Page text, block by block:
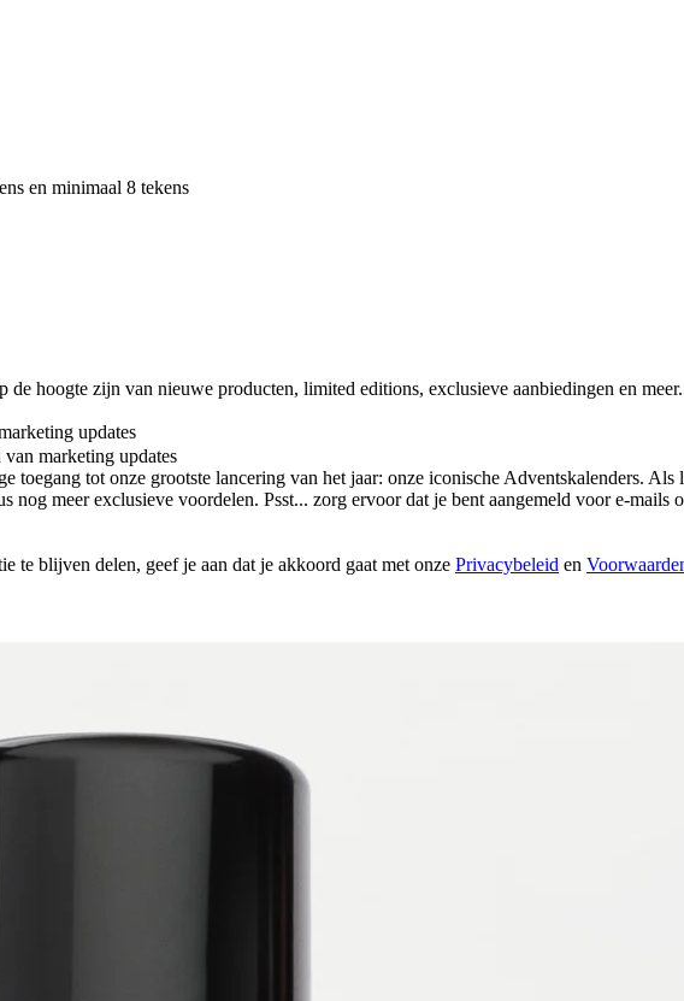
en minimaal 8 tekens
de hoogte zijn van nieuwe producten, limited editions, exclusieve aanbiedingen en
updates
marketing updates
toegang tot onze grootste lancering van het jaar: onze iconische Adventskalenders.
nog meer exclusieve voordelen. Psst... zorg ervoor dat je bent aangemeld voor e-
te blijven delen, geef je aan dat je akkoord gaat met onze Privacybeleid en